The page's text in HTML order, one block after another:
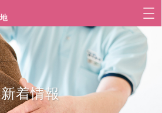
新着情報